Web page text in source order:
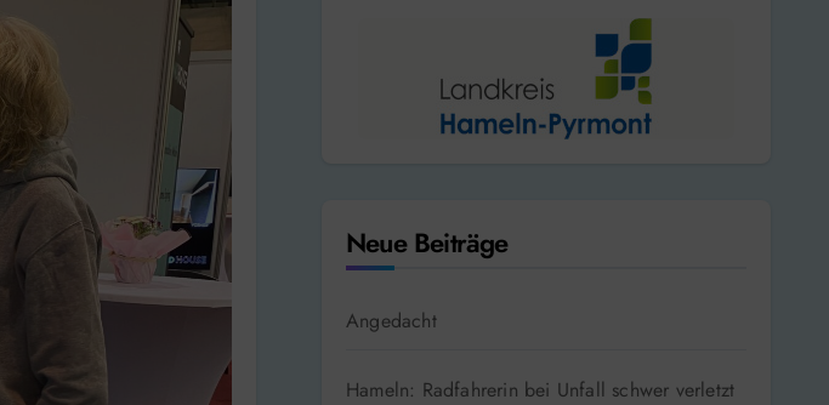
Neue Beiträge
Angedacht
Hameln: Radfahrerin bei Unfall schwer verletzt